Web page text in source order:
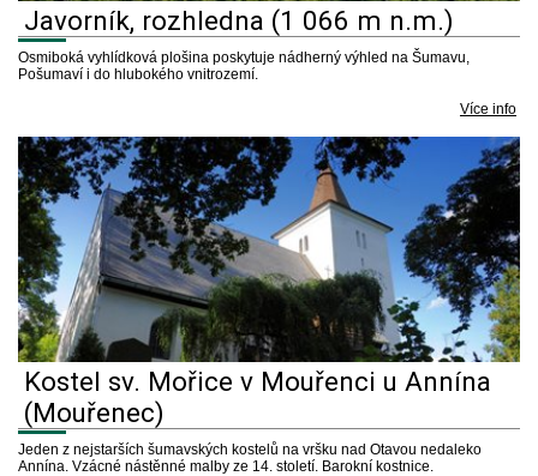
Javorník, rozhledna (1 066 m n.m.)
Osmiboká vyhlídková plošina poskytuje nádherný výhled na Šumavu,
Pošumaví i do hlubokého vnitrozemí.
Více info
Kostel sv. Mořice v Mouřenci u Annína
(Mouřenec)
Jeden z nejstarších šumavských kostelů na vršku nad Otavou nedaleko
Annína. Vzácné nástěnné malby ze 14. století. Barokní kostnice.